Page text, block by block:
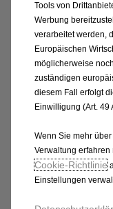
Tools von
Werbung
verarbeitet werden,
Europäischen
möglicherweise
zuständigen
diesem Fall erfolgt
Einwilligung (Art. 49
Wenn Sie mehr
Verwaltung
Cookie‑Richtlinie
Einstellungen